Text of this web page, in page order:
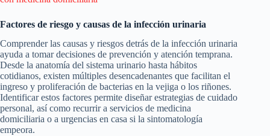
Factores de riesgo y causas de la infección urinaria
Comprender las causas y riesgos detrás de la infección urinaria
ayuda a tomar decisiones de prevención y atención temprana.
Desde la anatomía del sistema urinario hasta hábitos
cotidianos, existen múltiples desencadenantes que facilitan el
ingreso y proliferación de bacterias en la vejiga o los riñones.
Identificar estos factores permite diseñar estrategias de cuidado
personal, así como recurrir a servicios de medicina
domiciliaria o a urgencias en casa si la sintomatología
empeora.